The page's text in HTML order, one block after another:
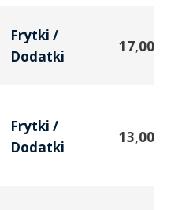
Frytki /
Dodatki
17,00
Frytki /
Dodatki
13,00